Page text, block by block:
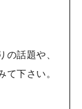
の話題や、
て下さい。